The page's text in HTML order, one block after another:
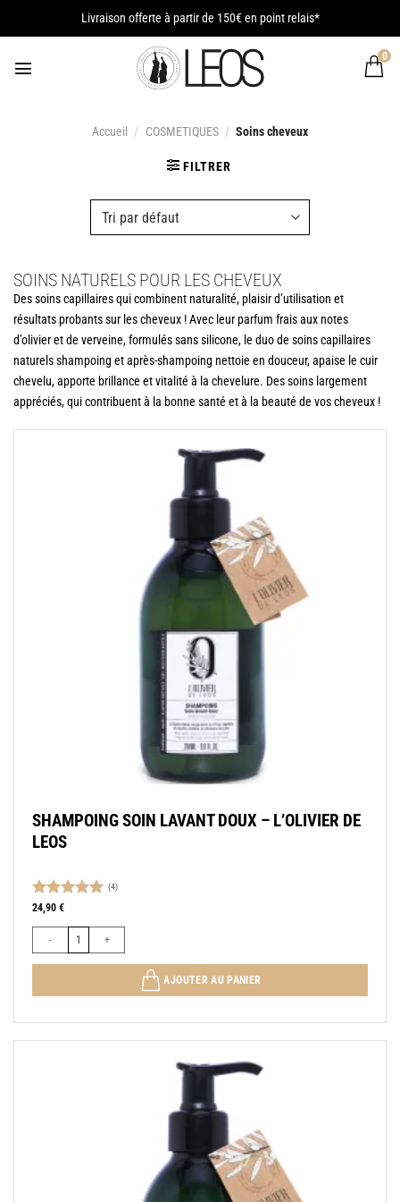
Livraison offerte à partir de 150€ en point relais*
0
Accueil / COSMETIQUES / Soins cheveux
FILTRER
SOINS NATURELS POUR LES CHEVEUX
Des soins capillaires qui combinent naturalité, plaisir d’utilisation et
résultats probants sur les cheveux ! Avec leur parfum frais aux notes
d’olivier et de verveine, formulés sans silicone, le duo de soins capillaires
naturels shampoing et après-shampoing nettoie en douceur, apaise le cuir
chevelu, apporte brillance et vitalité à la chevelure. Des soins largement
appréciés, qui contribuent à la bonne santé et à la beauté de vos cheveux !
SHAMPOING SOIN LAVANT DOUX – L’OLIVIER DE
LEOS
Note
(4)
24,90 €
quantité de SHAMPOING SOIN LAVANT DOUX - L’OLIVIER DE LEOS
AJOUTER AU PANIER